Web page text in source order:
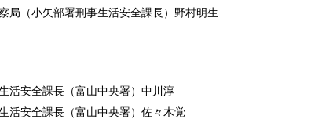
局（小矢部署刑事生活安全課長）野村明生
活安全課長（富山中央署）中川淳
活安全課長（富山中央署）佐々木覚